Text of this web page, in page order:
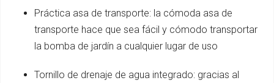
Práctica asa de transporte: la cómoda asa de
transporte hace que sea fácil y cómodo transportar
la bomba de jardín a cualquier lugar de uso
Tornillo de drenaje de agua integrado: gracias al